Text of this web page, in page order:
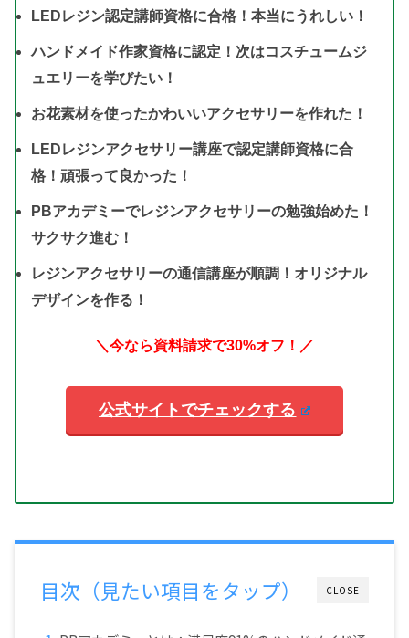
LEDレジン認定講師資格に合格！本当にうれしい！
ハンドメイド作家資格に認定！次はコスチュームジ
ュエリーを学びたい！
お花素材を使ったかわいいアクセサリーを作れた！
LEDレジンアクセサリー講座で認定講師資格に合
格！頑張って良かった！
PBアカデミーでレジンアクセサリーの勉強始めた！
サクサク進む！
レジンアクセサリーの通信講座が順調！オリジナル
デザインを作る！
＼今なら資料請求で30%オフ！／
公式サイトでチェックする
CLOSE
目次（見たい項目をタップ）